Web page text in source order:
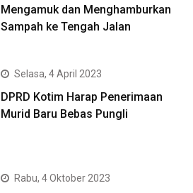
Mengamuk dan Menghamburkan
Sampah ke Tengah Jalan
Selasa, 4 April 2023
DPRD Kotim Harap Penerimaan
Murid Baru Bebas Pungli
Rabu, 4 Oktober 2023